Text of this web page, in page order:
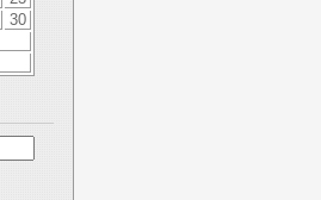
30